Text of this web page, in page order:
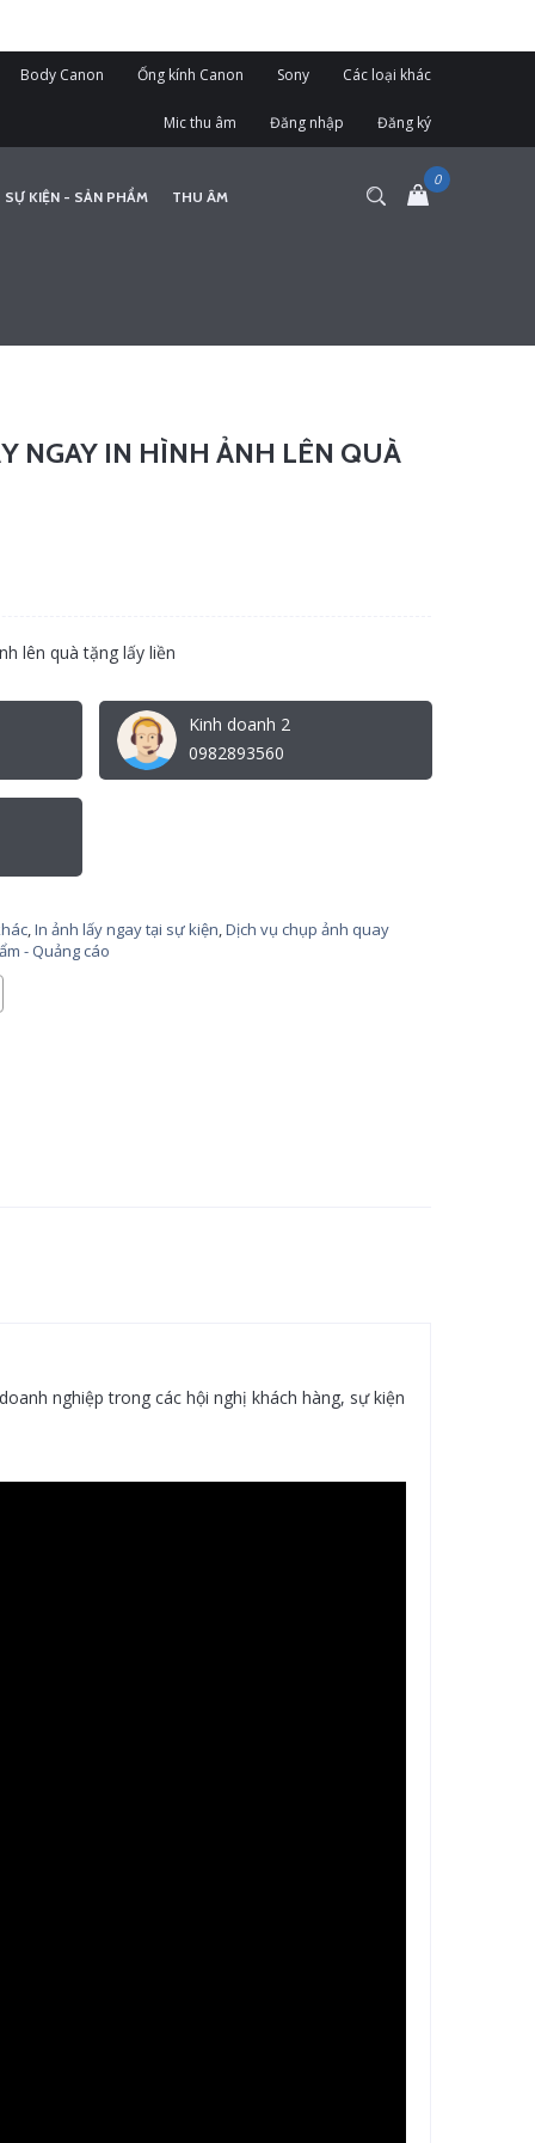
Body Canon Ống kính Canon Sony Các loại khác
Mic thu âm Đăng nhập Đăng ký
SỰ KIỆN - SẢN PHẨM THU ÂM
NGAY IN HÌNH ẢNH LÊN QUÀ
lên quà tặng lấy liền
Kinh doanh 2
0982893560
,In ảnh lấy ngay tại sự kiện,Dịch vụ chụp ảnh quay
- Quảng cáo
nghiệp trong các hội nghị khách hàng, sự kiện